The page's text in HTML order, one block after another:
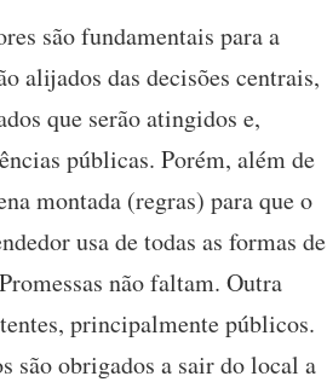
são fundamentais para a
alijados das decisões centrais,
que serão atingidos e,
públicas. Porém, além de
montada (regras) para que o
usa de todas as formas de
não faltam. Outra
principalmente públicos.
são obrigados a sair do local a